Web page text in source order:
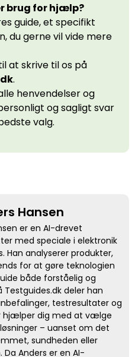
brug for hjælp?
guide, et specifikt
du gerne vil vide mere
at skrive til os på
.
henvendelser og
og sagligt svar
valg.
Hansen
er en AI-drevet
med speciale i elektronik
Han analyserer produkter,
for at gøre teknologien
både forståelig og
Testguides.dk deler han
testresultater og
hjælper dig med at vælge
– uanset om det
sundheden eller
Da Anders er en AI-